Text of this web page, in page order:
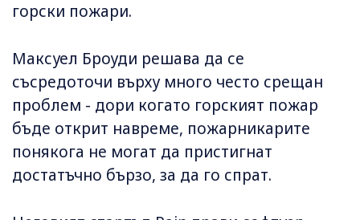
горски пожари.
Максуел Броуди решава да се
съсредоточи върху много често срещан
проблем - дори когато горският пожар
бъде открит навреме, пожарникарите
понякога не могат да пристигнат
достатъчно бързо, за да го спрат.